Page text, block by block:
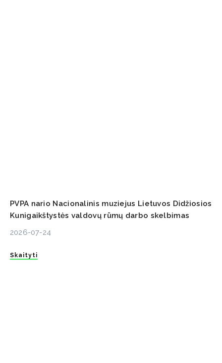
PVPA nario Nacionalinis muziejus Lietuvos Didžiosios
Kunigaikštystės valdovų rūmų darbo skelbimas
2026-07-24
Skaityti